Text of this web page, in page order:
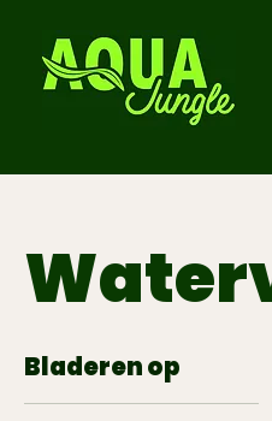
Bladeren op